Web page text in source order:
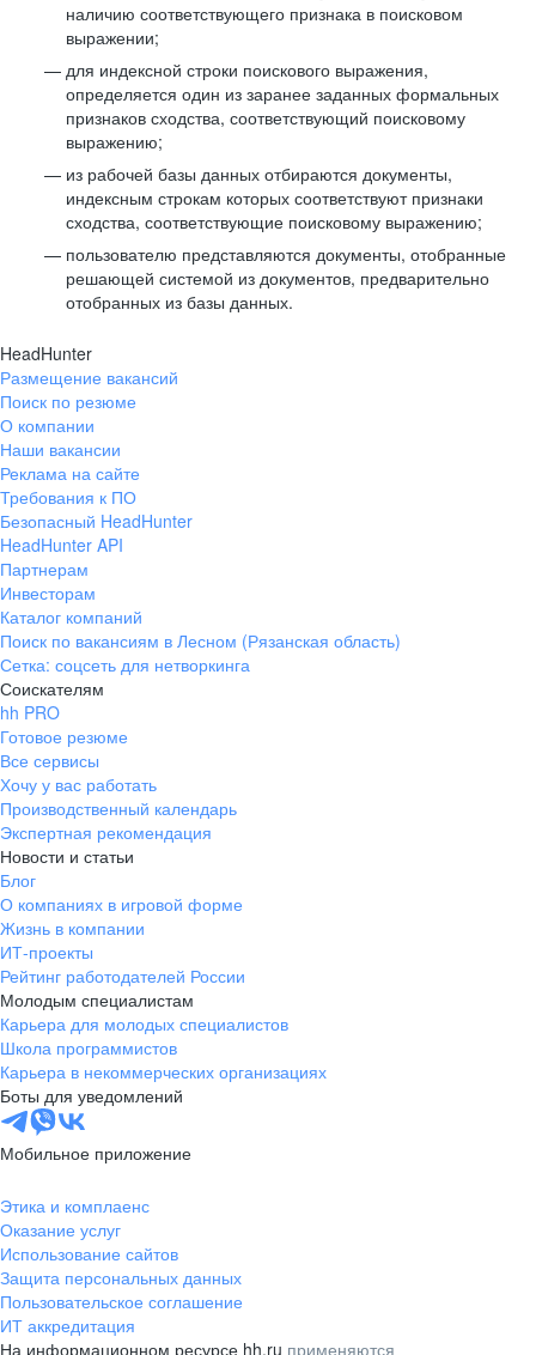
наличию соответствующего признака в поисковом
выражении;
для индексной строки поискового выражения,
определяется один из заранее заданных формальных
признаков сходства, соответствующий поисковому
выражению;
из рабочей базы данных отбираются документы,
индексным строкам которых соответствуют признаки
сходства, соответствующие поисковому выражению;
пользователю представляются документы, отобранные
решающей системой из документов, предварительно
отобранных из базы данных.
HeadHunter
Размещение вакансий
Поиск по резюме
О компании
Наши вакансии
Реклама на сайте
Требования к ПО
Безопасный HeadHunter
HeadHunter API
Партнерам
Инвесторам
Каталог компаний
Поиск по вакансиям в Лесном (Рязанская область)
Сетка: соцсеть для нетворкинга
Соискателям
hh PRO
Готовое резюме
Все сервисы
Хочу у вас работать
Производственный календарь
Экспертная рекомендация
Новости и статьи
Блог
О компаниях в игровой форме
Жизнь в компании
ИТ-проекты
Рейтинг работодателей России
Молодым специалистам
Карьера для молодых специалистов
Школа программистов
Карьера в некоммерческих организациях
Боты для уведомлений
Мобильное приложение
Этика и комплаенс
Оказание услуг
Использование сайтов
Защита персональных данных
Пользовательское соглашение
ИТ аккредитация
На информационном ресурсе hh.ru применяются